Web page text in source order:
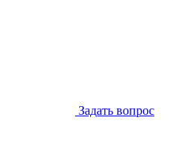
Задать вопрос